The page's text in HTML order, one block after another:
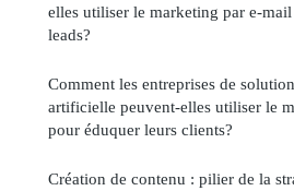
elles utiliser le marketing par e-
leads?
Comment les entreprises de
artificielle peuvent-elles utiliser le
pour éduquer leurs clients?
Création de contenu : pilier de la